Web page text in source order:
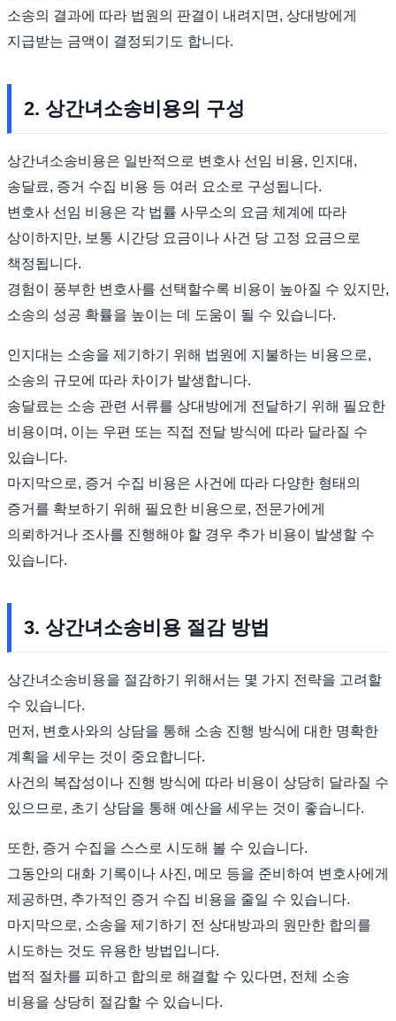
소송의 결과에 따라 법원의 판결이 내려지면, 상대방에게
지급받는 금액이 결정되기도 합니다.
2. 상간녀소송비용의 구성
상간녀소송비용은 일반적으로 변호사 선임 비용, 인지대,
송달료, 증거 수집 비용 등 여러 요소로 구성됩니다.
변호사 선임 비용은 각 법률 사무소의 요금 체계에 따라
상이하지만, 보통 시간당 요금이나 사건 당 고정 요금으로
책정됩니다.
경험이 풍부한 변호사를 선택할수록 비용이 높아질 수 있지만,
소송의 성공 확률을 높이는 데 도움이 될 수 있습니다.
인지대는 소송을 제기하기 위해 법원에 지불하는 비용으로,
소송의 규모에 따라 차이가 발생합니다.
송달료는 소송 관련 서류를 상대방에게 전달하기 위해 필요한
비용이며, 이는 우편 또는 직접 전달 방식에 따라 달라질 수
있습니다.
마지막으로, 증거 수집 비용은 사건에 따라 다양한 형태의
증거를 확보하기 위해 필요한 비용으로, 전문가에게
의뢰하거나 조사를 진행해야 할 경우 추가 비용이 발생할 수
있습니다.
3. 상간녀소송비용 절감 방법
상간녀소송비용을 절감하기 위해서는 몇 가지 전략을 고려할
수 있습니다.
먼저, 변호사와의 상담을 통해 소송 진행 방식에 대한 명확한
계획을 세우는 것이 중요합니다.
사건의 복잡성이나 진행 방식에 따라 비용이 상당히 달라질 수
있으므로, 초기 상담을 통해 예산을 세우는 것이 좋습니다.
또한, 증거 수집을 스스로 시도해 볼 수 있습니다.
그동안의 대화 기록이나 사진, 메모 등을 준비하여 변호사에게
제공하면, 추가적인 증거 수집 비용을 줄일 수 있습니다.
마지막으로, 소송을 제기하기 전 상대방과의 원만한 합의를
시도하는 것도 유용한 방법입니다.
법적 절차를 피하고 합의로 해결할 수 있다면, 전체 소송
비용을 상당히 절감할 수 있습니다.